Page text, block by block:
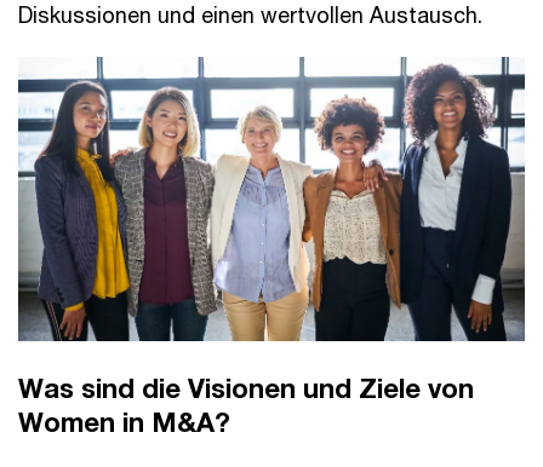
Diskussionen und einen wertvollen Austausch.
Was sind die Visionen und Ziele von
Women in M&A?